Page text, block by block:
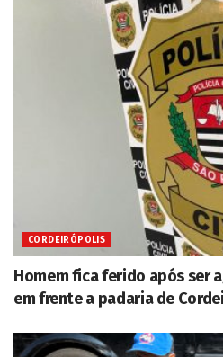
CORDEIRÓPOLIS
Homem fica ferido após ser
em frente a padaria de